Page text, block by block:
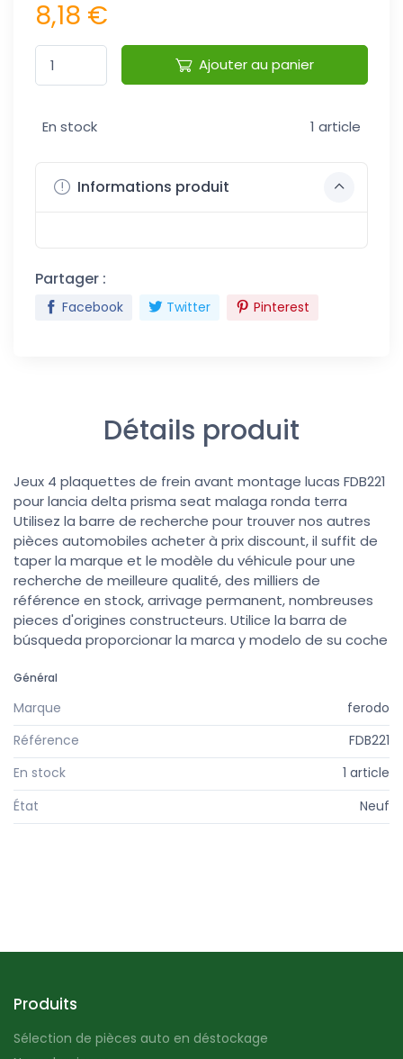
8,18 €
Ajouter au panier
En stock 1 article
Informations produit
Partager :
Facebook Twitter Pinterest
Détails produit
Jeux 4 plaquettes de frein avant montage lucas FDB221
pour lancia delta prisma seat malaga ronda terra
Utilisez la barre de recherche pour trouver nos autres
pièces automobiles acheter à prix discount, il suffit de
taper la marque et le modèle du véhicule pour une
recherche de meilleure qualité, des milliers de
référence en stock, arrivage permanent, nombreuses
pieces d'origines constructeurs. Utilice la barra de
búsqueda proporcionar la marca y modelo de su coche
Général
Marque
ferodo
Référence
FDB221
En stock
1 article
État
Neuf
Produits
Sélection de pièces auto en déstockage